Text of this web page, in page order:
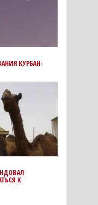
КУРБАН-
К